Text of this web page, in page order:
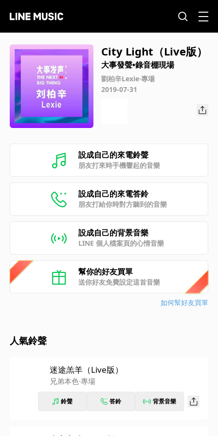
City Light（Live版）
大事發聲•錄音棚現場
劉柏辛Lexie·專場
2019-07-31
設成自己的來電鈴聲
朋友打來時手機響起的音樂
設成自己的來電答鈴
朋友打給你時對方聽到的音樂
設成自己的背景音樂
LINE 個人檔案頁的心情音樂
幫你的好友買單
送你好友免費設定這首音樂
如何幫好友買單
人氣鈴聲
迷途羔羊（Live版）
兄弟本色·專場
鈴聲 答鈴 背景音樂